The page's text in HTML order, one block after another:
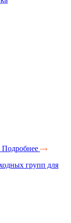
Подробнее